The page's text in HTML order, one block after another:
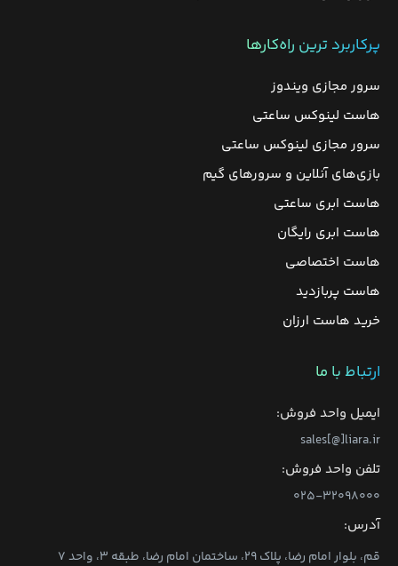
پرکاربرد ترین راه‌کارها
سرور مجازی ویندوز
هاست لینوکس ساعتی
سرور مجازی لینوکس ساعتی
بازی‌های آنلاین و سرورهای گیم
هاست ابری ساعتی
هاست ابری رایگان
هاست اختصاصی
هاست پربازدید
خرید هاست ارزان
ارتباط با ما
ایمیل واحد فروش:
sales[@]liara.ir
تلفن واحد فروش:
۰۲۵-۳۲۰۹۸۰۰۰
آدرس:
قم، بلوار امام رضا، پلاک ۲۹، ساختمان امام رضا، طبقه ۳، واحد ۷